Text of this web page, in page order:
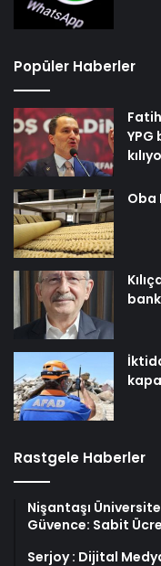
Popüler Haberler
YPG
Oba
Rastgele Haberler
Nişantaşı
Güvence: Sabit
Serjoy : Dijital